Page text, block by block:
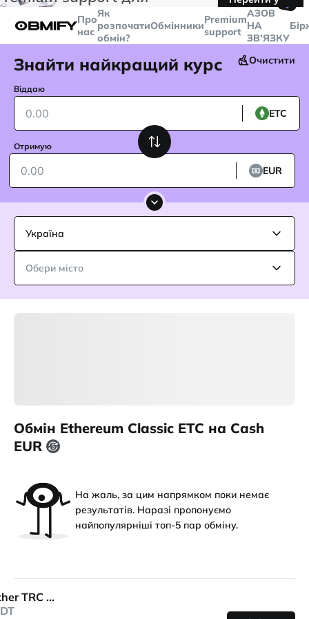
більше
Telegram
Про
нас
Як
розпочати
обмін?
ОбмінникиPremium
support
🤙
AЗОВ
НА
ЗВ'ЯЗКУ
Знайти найкращий курс Очистити
Віддаю
ETC
Отримую
EUR
Україна
Обери місто
Обмін Ethereum Classic ETC на Cash
EUR
На жаль, за цим напрямком поки немає
результатів. Наразі пропонуємо
найпопулярніші топ-5 пар обміну.
Tether TRC 20